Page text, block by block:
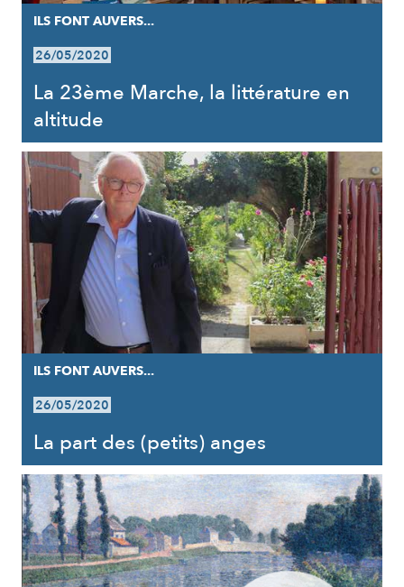
ILS FONT AUVERS...
26/05/2020
La 23ème Marche, la littérature en
altitude
ILS FONT AUVERS...
26/05/2020
La part des (petits) anges